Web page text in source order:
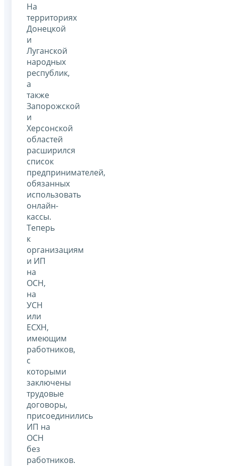
На
территориях
Донецкой
и
Луганской
народных
республик,
а
также
Запорожской
и
Херсонской
областей
расширился
список
предпринимателей,
обязанных
использовать
онлайн-
кассы.
Теперь
к
организациям
и ИП
на
ОСН,
на
УСН
или
ЕСХН,
имеющим
работников,
с
которыми
заключены
трудовые
договоры,
присоединились
ИП на
ОСН
без
работников.